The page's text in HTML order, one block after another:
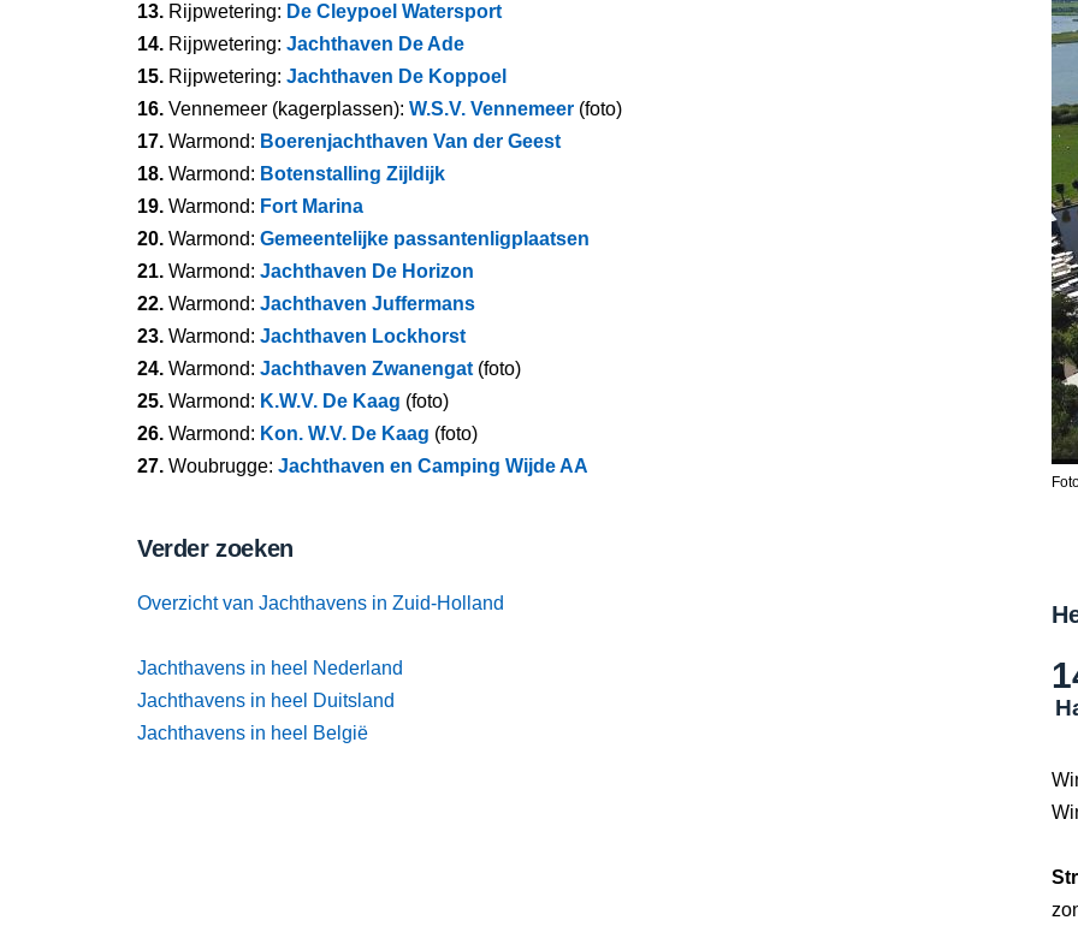
13. Rijpwetering: De Cleypoel Watersport
14. Rijpwetering: Jachthaven De Ade
15. Rijpwetering: Jachthaven De Koppoel
16. Vennemeer (kagerplassen): W.S.V. Vennemeer (foto)
17. Warmond: Boerenjachthaven Van der Geest
18. Warmond: Botenstalling Zijldijk
19. Warmond: Fort Marina
20. Warmond: Gemeentelijke passantenligplaatsen
21. Warmond: Jachthaven De Horizon
22. Warmond: Jachthaven Juffermans
23. Warmond: Jachthaven Lockhorst
24. Warmond: Jachthaven Zwanengat (foto)
25. Warmond: K.W.V. De Kaag (foto)
26. Warmond: Kon. W.V. De Kaag (foto)
27. Woubrugge: Jachthaven en Camping Wijde AA
Verder zoeken
Overzicht van Jachthavens in Zuid-Holland
Jachthavens in heel Nederland
Jachthavens in heel Duitsland
Jachthavens in heel België